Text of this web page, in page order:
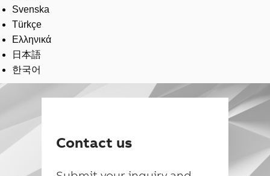
Svenska
Türkçe
Ελληνικά
日本語
한국어
Contact us